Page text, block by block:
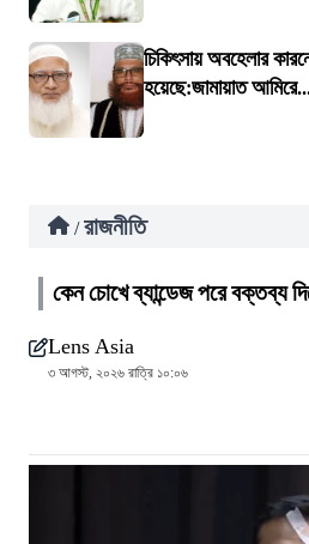
চিকিৎসায় অবহেলার
হয়েছে:জামায়াত
/ রাজনীতি
কেন চোখে ব্যান্ডেজ পরে বক্তব্য
Lens Asia
৩ আগস্ট, ২০২৬ রাত্রি ১০:০৬